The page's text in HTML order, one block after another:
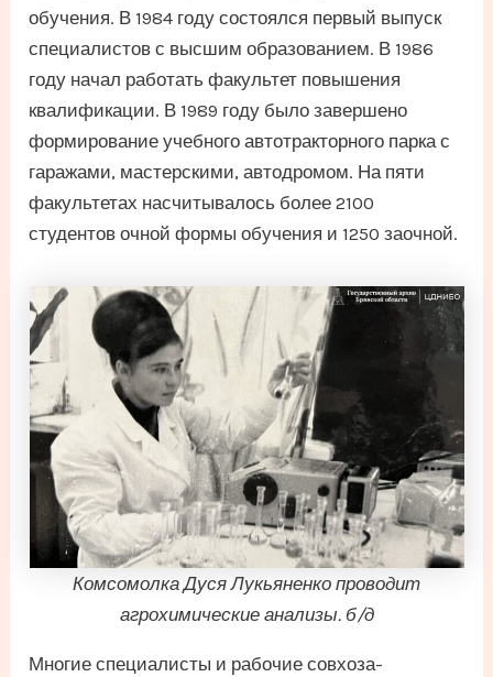
обучения. В 1984 году состоялся первый выпуск
специалистов с высшим образованием. В 1986
году начал работать факультет повышения
квалификации. В 1989 году было завершено
формирование учебного автотракторного парка с
гаражами, мастерскими, автодромом. На пяти
факультетах насчитывалось более 2100
студентов очной формы обучения и 1250 заочной.
Комсомолка Дуся Лукьяненко проводит
агрохимические анализы. б/д
Многие специалисты и рабочие совхоза-